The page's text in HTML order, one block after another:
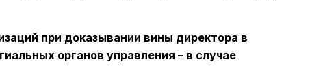
при доказывании вины директора в
органов управления – в случае